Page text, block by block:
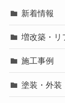
新着情報
増改築・リ
施工事例
塗装・外装